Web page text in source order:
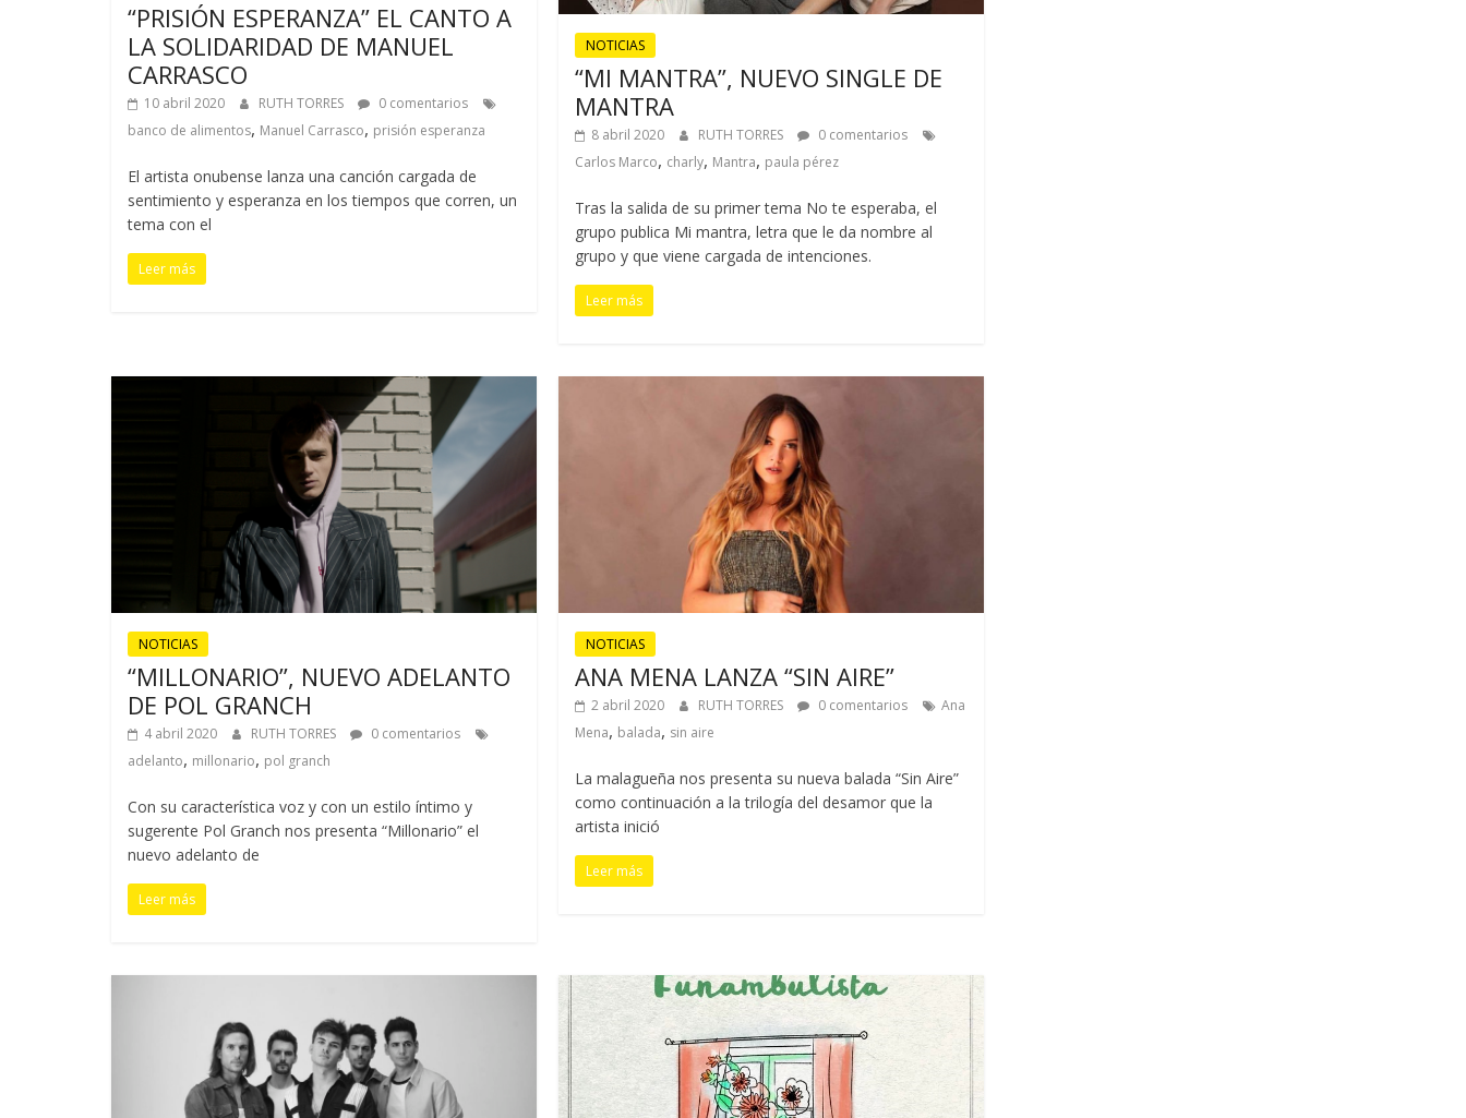
“PRISIÓN ESPERANZA” EL CANTO A
LA SOLIDARIDAD DE MANUEL
CARRASCO
10 abril 2020 RUTH TORRES
0 comentarios
banco de alimentos, Manuel Carrasco, prisión esperanza
El artista onubense lanza una canción cargada de
sentimiento y esperanza en los tiempos que corren, un
tema con el
Leer más
NOTICIAS
“MI MANTRA”, NUEVO SINGLE DE
MANTRA
8 abril 2020 RUTH TORRES
0 comentarios
Carlos Marco, charly, Mantra, paula pérez
Tras la salida de su primer tema No te esperaba, el
grupo publica Mi mantra, letra que le da nombre al
grupo y que viene cargada de intenciones.
Leer más
NOTICIAS
“MILLONARIO”, NUEVO ADELANTO
DE POL GRANCH
4 abril 2020 RUTH TORRES
0 comentarios
adelanto, millonario, pol granch
Con su característica voz y con un estilo íntimo y
sugerente Pol Granch nos presenta “Millonario” el
nuevo adelanto de
Leer más
NOTICIAS
ANA MENA LANZA “SIN AIRE”
2 abril 2020 RUTH TORRES 0 comentarios
Ana
Mena, balada, sin aire
La malagueña nos presenta su nueva balada “Sin Aire”
como continuación a la trilogía del desamor que la
artista inició
Leer más